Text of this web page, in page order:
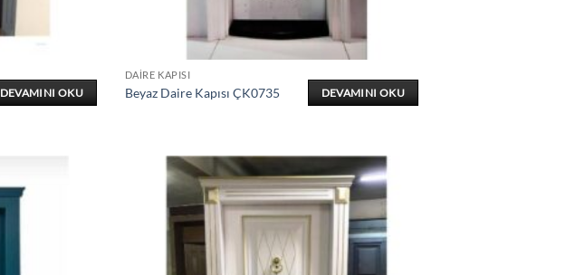
DEVAMINI OKU
DAIRE KAPISI
Beyaz Daire Kapısı ÇK0735 DEVAMINI OKU